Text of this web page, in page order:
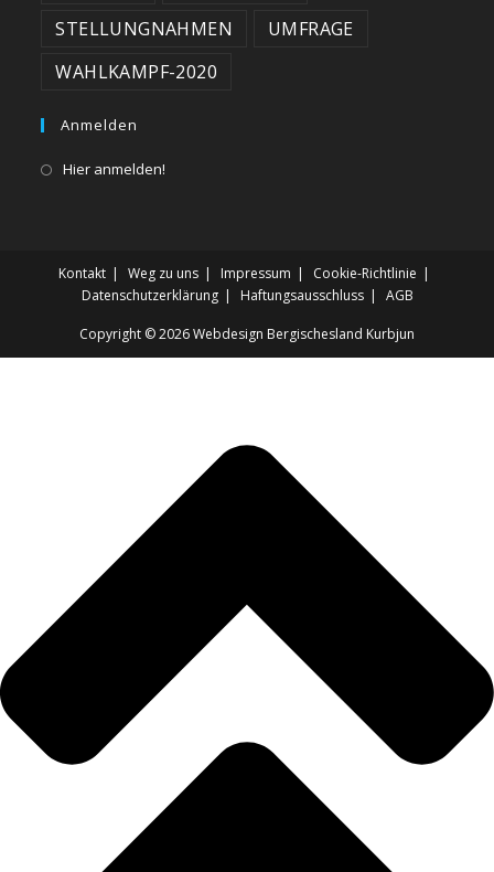
STELLUNGNAHMEN
UMFRAGE
WAHLKAMPF-2020
Anmelden
Hier anmelden!
Kontakt Weg zu uns Impressum
Cookie-Richtlinie
Datenschutzerklärung
Haftungsausschluss AGB
Copyright © 2026Webdesign Bergischesland Kurbjun